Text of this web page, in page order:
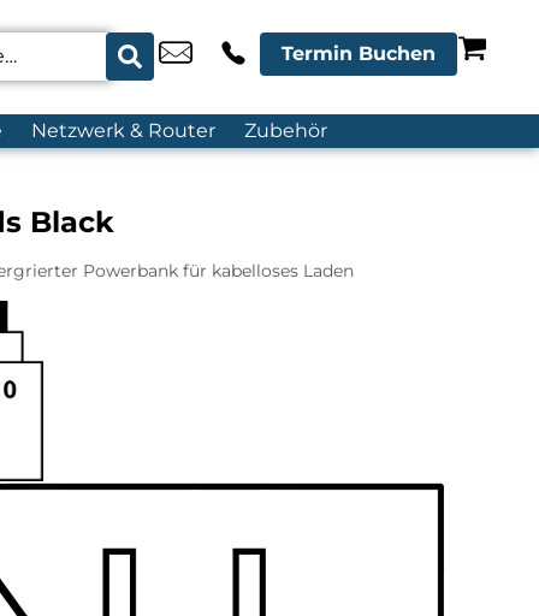
Termin Buchen
Netzwerk & Router Zubehör
Black
Powerbank für kabelloses Laden